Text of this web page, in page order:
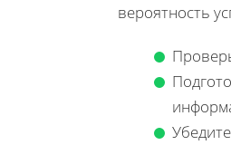
вероятность